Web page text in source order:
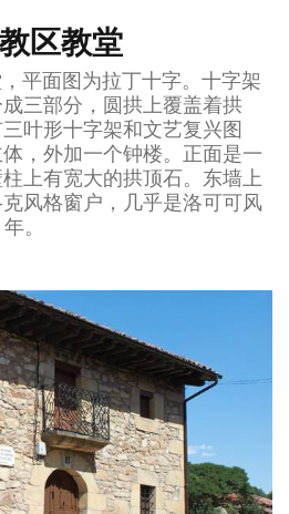
区教堂
平面图为拉丁十字。十字架
三部分，圆拱上覆盖着拱
叶形十字架和文艺复兴图
，外加一个钟楼。正面是一
上有宽大的拱顶石。东墙上
风格窗户，几乎是洛可可风
。